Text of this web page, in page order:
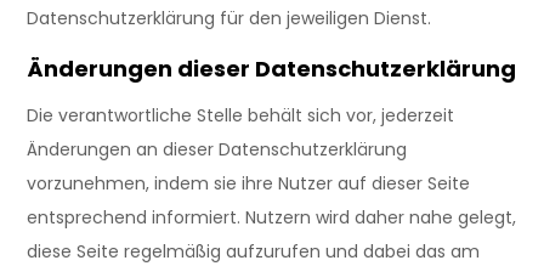
Datenschutzerklärung für den jeweiligen Dienst.
Änderungen dieser Datenschutzerklärung
Die verantwortliche Stelle behält sich vor, jederzeit
Änderungen an dieser Datenschutzerklärung
vorzunehmen, indem sie ihre Nutzer auf dieser Seite
entsprechend informiert. Nutzern wird daher nahe gelegt,
diese Seite regelmäßig aufzurufen und dabei das am